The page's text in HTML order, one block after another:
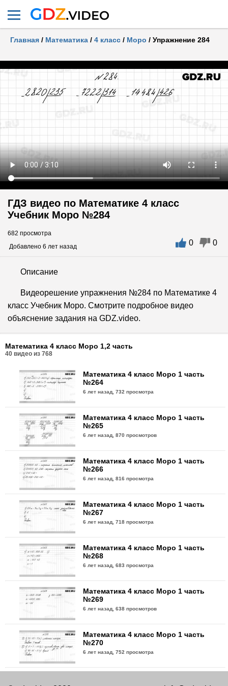
Главная / Математика / 4 класс / Моро / Упражнение 284
ГДЗ видео по Математике 4 класс
Учебник Моро №284
682 просмотра
Добавлено 6 лет назад
0 0
Описание
Видеорешение упражнения №284 по Математике 4
класс Учебник Моро. Смотрите подробное видео
объяснение задания на GDZ.video.
Математика 4 класс Моро 1,2 часть
40 видео из 768
Математика 4 класс Моро 1 часть
№264
6 лет назад,732 просмотра
Математика 4 класс Моро 1 часть
№265
6 лет назад,870 просмотров
Математика 4 класс Моро 1 часть
№266
6 лет назад,816 просмотра
Математика 4 класс Моро 1 часть
№267
6 лет назад,718 просмотра
Математика 4 класс Моро 1 часть
№268
6 лет назад,683 просмотра
Математика 4 класс Моро 1 часть
№269
6 лет назад,638 просмотров
Математика 4 класс Моро 1 часть
№270
6 лет назад,752 просмотра